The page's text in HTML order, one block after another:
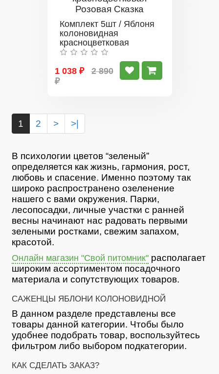
Комплект 5шт / Яблоня
колоновидная
красноцветковая
Розовая Сказка
1 038 ₽
2 890
₽
1 2 > >|
В психологии цветов “зеленый”
определяется как жизнь, гармония, рост,
любовь и спасение. Именно поэтому так
широко распространено озеленение
нашего с вами окружения. Парки,
лесопосадки, личные участки с ранней
весны начинают нас радовать первыми
зелеными ростками, свежим запахом,
красотой.
Онлайн магазин "Свой питомник" располагает
широким ассортиментом посадочного
материала и сопутствующих товаров.
САЖЕНЦЫ ЯБЛОНИ КОЛОНОВИДНОЙ
В данном разделе представлены все
товары данной категории. Чтобы было
удобнее подобрать товар, воспользуйтесь
фильтром либо выбором подкатегории.
КАК СДЕЛАТЬ ЗАКАЗ?